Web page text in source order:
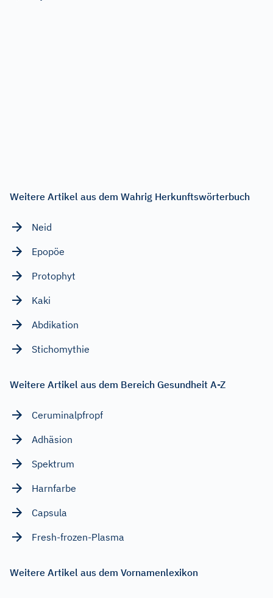
Weitere Artikel aus dem Wahrig Herkunftswörterbuch
Neid
Epopöe
Protophyt
Kaki
Abdikation
Stichomythie
Weitere Artikel aus dem Bereich Gesundheit A-Z
Ceruminalpfropf
Adhäsion
Spektrum
Harnfarbe
Capsula
Fresh-frozen-Plasma
Weitere Artikel aus dem Vornamenlexikon